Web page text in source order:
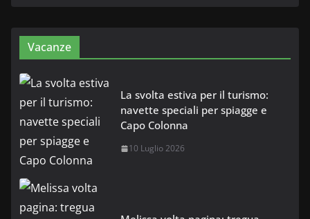
Vacanze
La svolta estiva per il turismo:
navette speciali per spiagge e
Capo Colonna
10 Luglio 2026